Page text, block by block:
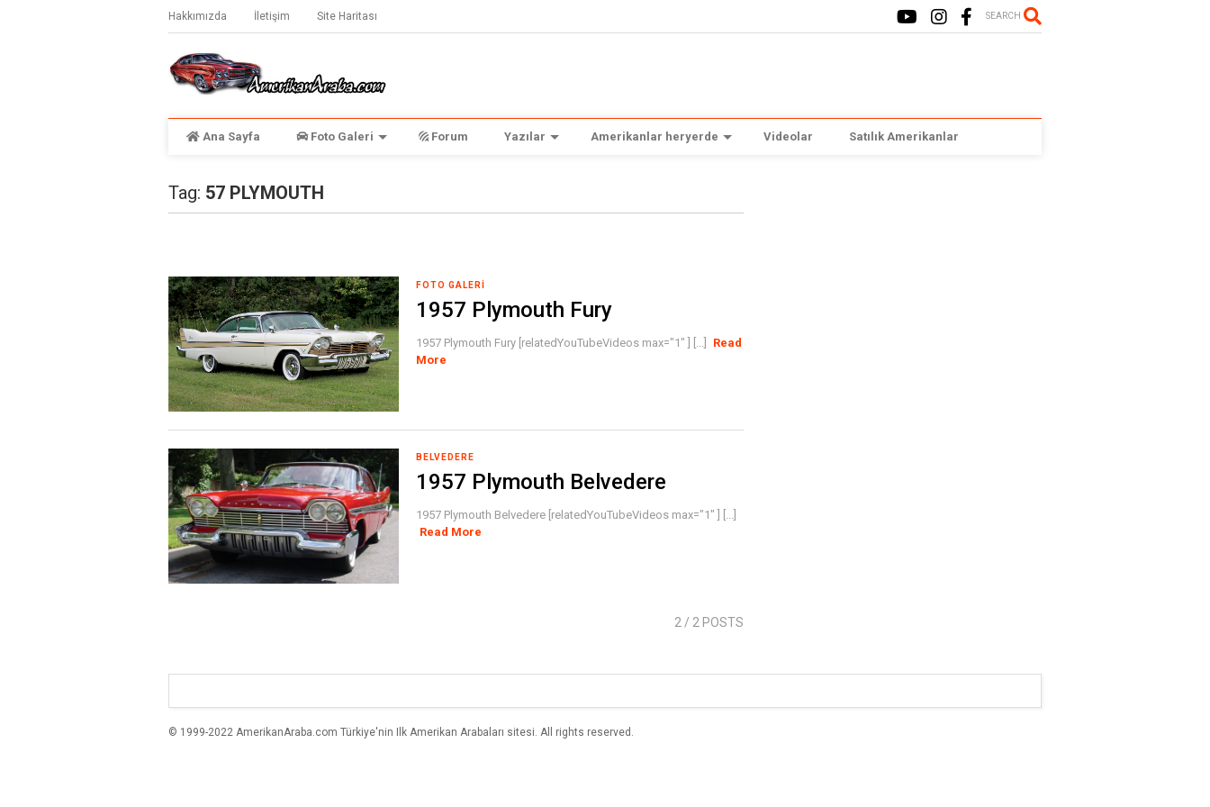
Hakkımızda İletişim Site Haritası SEARCH
Ana Sayfa Foto Galeri Forum Yazılar Amerikanlar heryerde Videolar Satılık Amerikanlar
Tag: 57 PLYMOUTH
FOTO GALERI
1957 Plymouth Fury
1957 Plymouth Fury [relatedYouTubeVideos max="1" ] [...]
Read
More
BELVEDERE
1957 Plymouth Belvedere
1957 Plymouth Belvedere [relatedYouTubeVideos max="1" ] [...]
Read More
2 / 2 POSTS
© 1999-2022 AmerikanAraba.com Türkiye'nin Ilk Amerikan Arabaları sitesi. All rights reserved.